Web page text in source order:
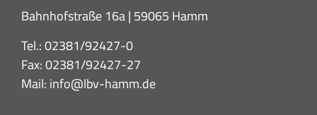
Bahnhofstraße 16a | 59065 Hamm
Tel.:02381/92427-0
Fax: 02381/92427-27
Mail:info@lbv-hamm.de